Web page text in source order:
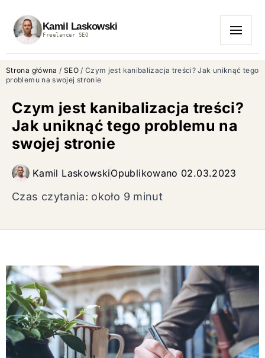
Kamil Laskowski
Freelancer SEO
Strona główna / SEO/ Czym jest kanibalizacja treści? Jak uniknąć tego
problemu na swojej stronie
Czym jest kanibalizacja treści?
Jak uniknąć tego problemu na
swojej stronie
Kamil LaskowskiOpublikowano 02.03.2023
Czas czytania: około 9 minut